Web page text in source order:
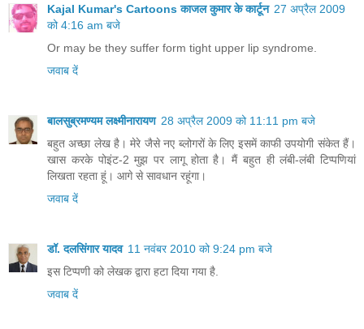
Kajal Kumar's Cartoons काजल कुमार के कार्टून 27 अप्रैल 2009
को 4:16 am बजे
Or may be they suffer form tight upper lip syndrome.
जवाब दें
बालसुब्रमण्यम लक्ष्मीनारायण 28 अप्रैल 2009 को 11:11 pm बजे
बहुत अच्छा लेख है। मेरे जैसे नए ब्लोगरों के लिए इसमें काफी उपयोगी संकेत हैं।
खास करके पोइंट-2 मुझ पर लागू होता है। मैं बहुत ही लंबी-लंबी टिप्पणियां
लिखता रहता हूं। आगे से सावधान रहूंगा।
जवाब दें
डॉ. दलसिंगार यादव 11 नवंबर 2010 को 9:24 pm बजे
इस टिप्पणी को लेखक द्वारा हटा दिया गया है.
जवाब दें